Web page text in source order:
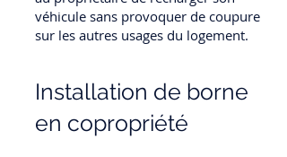
véhicule sans provoquer de coupure
sur les autres usages du logement.
Installation de borne
en copropriété